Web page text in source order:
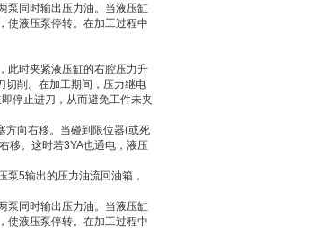
同时输出压力油。当液压缸
使液压泵停转。在加工过程中
时夹紧液压缸的右腔压力升
切削。在加工期间，压力继电
停止进刀，从而避免工件未夹
向右移。当碰到限位器(或死
移。这时若3YA也通电，液压
5输出的压力油流回油箱，
同时输出压力油。当液压缸
使液压泵停转。在加工过程中